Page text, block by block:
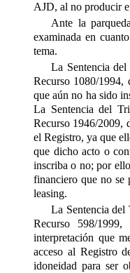
AJD, al no producir
Ante la
examinada en
tema.
La Sentencia
Recurso 1080/1994,
que aún no ha sido
La Sentencia del
Recurso 1946/2009,
el Registro, ya que
que dicho acto o
inscriba o no; por
financiero que no se
leasing.
La Sentencia del
Recurso 598/
interpretación que
acceso al Registro
idoneidad para ser